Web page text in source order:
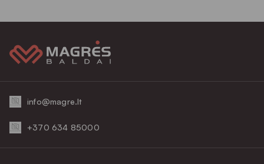
info@magre.lt
+370 634 85000